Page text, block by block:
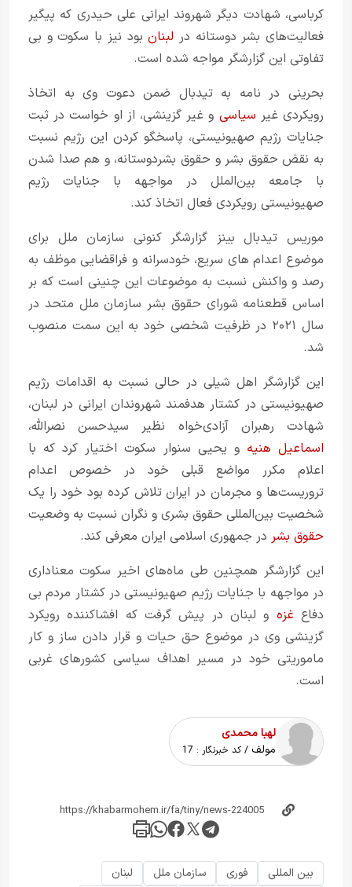
کرباسی، شهادت دیگر شهروند ایرانی علی حیدری که پیگیر
فعالیت‌های بشر دوستانه در لبنانبود نیز با سکوت و بی
تفاوتی این گزارشگر مواجه شده است.
بحرینی در نامه به تیدبال‌ ضمن دعوت وی به اتخاذ
رویکردی غیر سیاسی و غیر گزینشی، از او خواست در ثبت
جنایات رژیم صهیونیستی، پاسخگو کردن این رژیم نسبت
به نقض حقوق بشر و حقوق بشردوستانه، و هم صدا شدن
با جامعه بین‌الملل در مواجهه با جنایات رژیم
صهیونیستی رویکردی فعال اتخاذ کند.
موریس تیدبال بینز گزارشگر کنونی سازمان ملل برای
موضوع اعدام های سریع، خودسرانه و فراقضایی موظف به
رصد و واکنش نسبت به موضوعات این چنینی است‌ که بر
اساس قطعنامه شورای حقوق بشر سازمان ملل متحد در
سال ۲۰۲۱ در ظرفیت شخصی خود به این سمت منصوب
شد.
این گزارشگر اهل شیلی‌ در حالی نسبت به اقدامات رژیم
صهیونیستی در کشتار هدفمند شهروندان ایرانی در لبنان،
شهادت رهبران آزادی‌خواه نظیر سیدحسن نصرالله،
اسماعیل هنیه و یحیی سنوار سکوت اختیار کرد که با
اعلام مکرر مواضع قبلی خود در خصوص اعدام
تروریست‌ها و مجرمان در ایران تلاش کرده بود خود را یک
شخصیت بین‌المللی حقوق بشری و نگران نسبت به وضعیت
حقوق بشر در جمهوری اسلامی ایران معرفی کند.
این گزارشگر همچنین‌ طی ماه‌های اخیر سکوت معناداری
در مواجهه با جنایات رژیم صهیونیستی در کشتار مردم بی
دفاعغزه و لبنان در پیش گرفت که افشا‌کننده رویکرد
گزینشی وی در موضوع حق حیات و قرار دادن ساز و کار
ماموریتی خود در مسیر اهداف سیاسی کشورهای غربی
است.
لهبا محمدی
مولف / کد خبرنگار : 17
بین المللی فوری سازمان ملل
لبنان